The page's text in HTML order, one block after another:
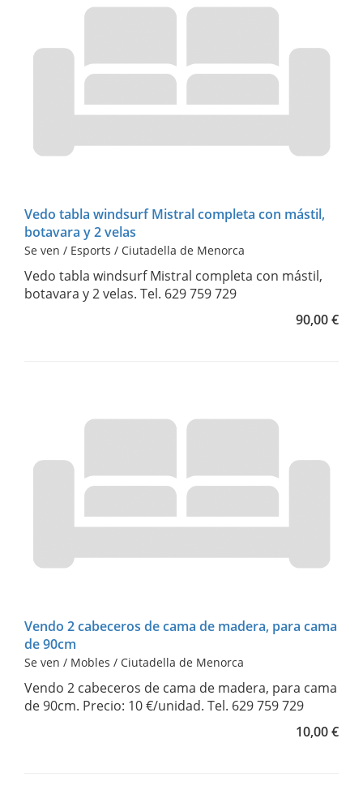
Vedo tabla windsurf Mistral completa con mástil,
botavara y 2 velas
Se ven / Esports / Ciutadella de Menorca
Vedo tabla windsurf Mistral completa con mástil,
botavara y 2 velas. Tel. 629 759 729
90,00 €
Vendo 2 cabeceros de cama de madera, para cama
de 90cm
Se ven / Mobles / Ciutadella de Menorca
Vendo 2 cabeceros de cama de madera, para cama
de 90cm. Precio: 10 €/unidad. Tel. 629 759 729
10,00 €